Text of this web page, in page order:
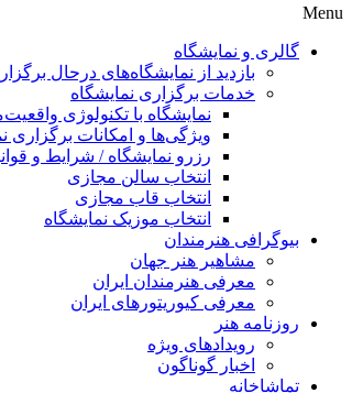
Menu
گالری و نمایشگاه
بازدید از نمایشگاه‌های درحال
خدمات برگزاری نمایشگاه
نمایشگاه با تکنولوژی
ویژگی‌ها و امکانات برگزاری
رزرو نمایشگاه / شرایط و
انتخاب سالن مجازی
انتخاب قاب مجازی
انتخاب موزیک نمایشگاه
بیوگرافی هنرمندان
مشاهیر هنر جهان
معرفی هنرمندان ایران
معرفی کیوریتورهای ایران
روزنامه هنر
رویدادهای ویژه
اخبار گوناگون
تماشاخانه